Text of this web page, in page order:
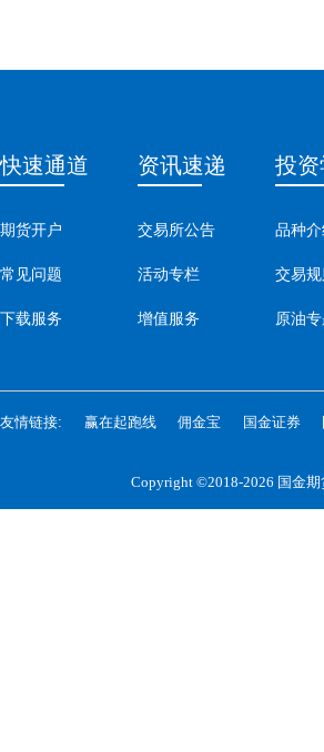
快速通道
期货开户
常见问题
下载服务
资讯速递
交易所公告
活动专栏
增值服务
投
品种介
交易规
原油
友情链接: 赢在起跑线 佣金宝 国金证券
Copyright ©2018-2026 国金